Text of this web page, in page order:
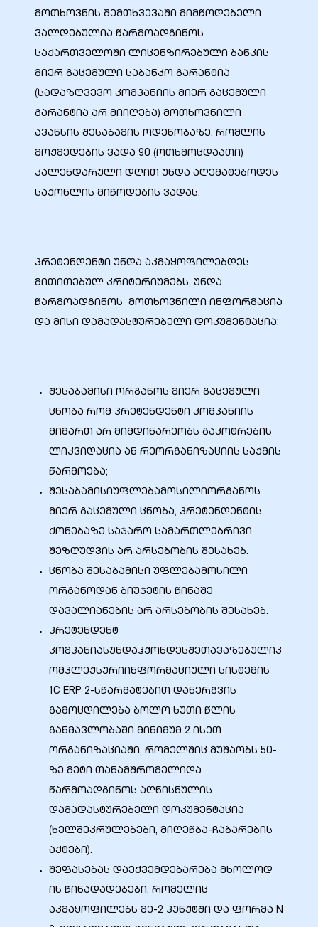
მოთხოვნის შემთხვევაში მიმწოდებელი
ვალდებულია წარმოადგინოს
საქართველოში ლიცენზირებული ბანკის
მიერ გაცემული საბანკო გარანტია
(სადაზღვევო კომპანიის მიერ გაცემული
გარანტია არ მიიღება) მოთხოვნილი
ავანსის შესაბამის ოდენობაზე, რომლის
მოქმედების ვადა 90 (ოთხმოცდაათი)
კალენდარული დღით უნდა აღემატებოდეს
საქონლის მიწოდების ვადას.
პრეტენდენტი უნდა აკმაყოფილებდეს
მითითებულ კრიტერიუმებს, უნდა
წარმოადგინოს მოთხოვნილი ინფორმაცია
და მისი დამადასტურებელი დოკუმენტაცია:
შესაბამისი ორგანოს მიერ გაცემული
ცნობა რომ პრეტენდენტი კომპანიის
მიმართ არ მიმდინარეობს გაკოტრების
ლიკვიდაცია ან რეორგანიზაციის საქმის
წარმოება;
შესაბამისიუფლებამოსილიორგანოს
მიერ გაცემული ცნობა, პრეტენდენტის
ქონებაზე საჯარო სამართლებრივი
შეზღუდვის არ არსებობის შესახებ.
ცნობა შესაბამისი უფლებამოსილი
ორგანოდან ბიუჯეტის წინაშე
დავალიანების არ არსებობის შესახებ.
პრეტენდენტ
კომპანიასუნდაჰქონდესშეთავაზებულიკ
ომპლექსურიინფორმაციული სისტემის
1C ERP 2-სწარმატებით დანერგვის
გამოცდილება ბოლო ხუთი წლის
განმავლობაში მინიმუმ 2 ისეთ
ორგანიზაციაში, რომელშიც მუშაობს 50-
ზე მეტი თანამშრომელიდა
წარმოადგინოს აღნისნულის
დამადასტურებელი დოკუმენტაცია
(ხელშეკრულებები, მიღეწბა-ჩაბარების
აქტები).
შეფასებას დაექვემდებარება მხოლოდ
ის წინადადებები, რომელიც
აკმაყოფილებს მე-2 პუნქტში და ფორმა N